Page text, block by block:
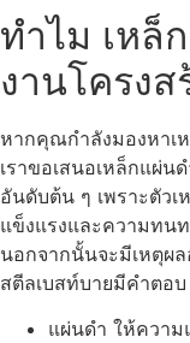
ทำไม เหล็
งานโครงส
หากคุณกำลังมองหาเ
เราขอเสนอเหล็กแผ่น
อันดับต้น ๆ เพราะตัว
แข็งแรงและความทน
นอกจากนั้นจะมีเหตุผ
สตีลเบสท์บายมีคำตอบ
แผ่นดำ ให้ความ